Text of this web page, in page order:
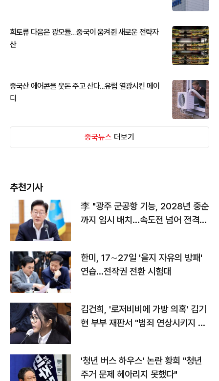
희토류 다음은 광모듈…중국이 움켜쥔 새로운 전략자
산
중국산 에어콘을 웃돈 주고 산다...유럽 열광시킨 메이
디
중국뉴스 더보기
추천기사
李 "광주 군공항 기능, 2028년 중순
까지 임시 배치…속도전 넘어 전격
한미, 17∼27일 '을지 자유의 방패'
연습…전작권 전환 시험대
김건희, '로저비비에 가방 의혹' 김기
현 부부 재판서 "범죄 연상시키지 말
'청년 버스 하우스' 논란 황희 "청년
주거 문제 헤아리지 못했다"